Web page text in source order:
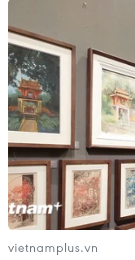
đồng xét xử còn
đồng cho người
vietnamplus.vn